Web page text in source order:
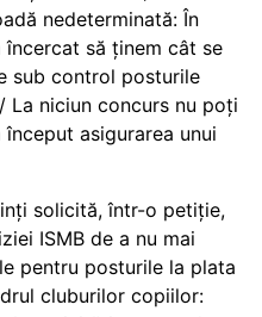
nedeterminată: În
încercat să ținem cât se
sub control posturile
La niciun concurs nu poți
asigurarea unui
solicită, într-o petiție,
ISMB de a nu mai
pentru posturile la plata
cluburilor copiilor: